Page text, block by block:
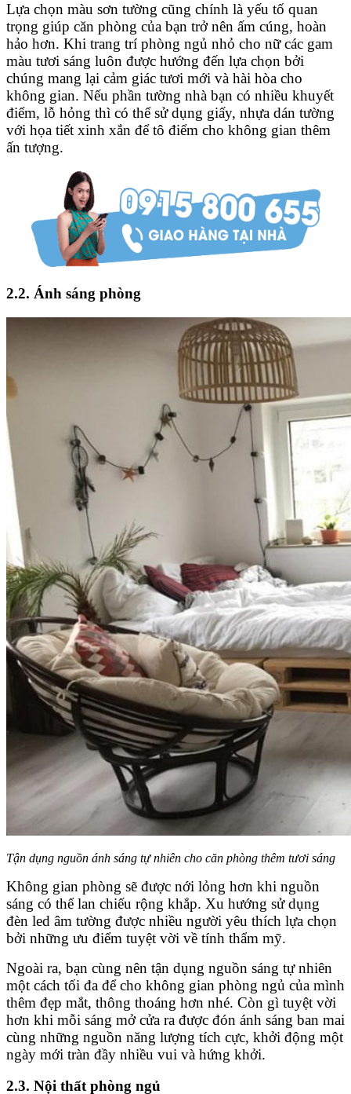
Lựa chọn màu sơn tường cũng chính là yếu tố quan
trọng giúp căn phòng của bạn trở nên ấm cúng, hoàn
hảo hơn. Khi trang trí phòng ngủ nhỏ cho nữ các gam
màu tươi sáng luôn được hướng đến lựa chọn bởi
chúng mang lại cảm giác tươi mới và hài hòa cho
không gian. Nếu phần tường nhà bạn có nhiều khuyết
điểm, lỗ hỏng thì có thể sử dụng giấy, nhựa dán tường
với họa tiết xinh xắn để tô điểm cho không gian thêm
ấn tượng.
2.2. Ánh sáng phòng
Tận dụng nguồn ánh sáng tự nhiên cho căn phòng thêm tươi sáng
Không gian phòng sẽ được nới lỏng hơn khi nguồn
sáng có thể lan chiếu rộng khắp. Xu hướng sử dụng
đèn led âm tường được nhiều người yêu thích lựa chọn
bởi những ưu điểm tuyệt vời về tính thẩm mỹ.
Ngoài ra, bạn cùng nên tận dụng nguồn sáng tự nhiên
một cách tối đa để cho không gian phòng ngủ của mình
thêm đẹp mắt, thông thoáng hơn nhé. Còn gì tuyệt vời
hơn khi mỗi sáng mở cửa ra được đón ánh sáng ban mai
cùng những nguồn năng lượng tích cực, khởi động một
ngày mới tràn đầy nhiều vui và hứng khởi.
2.3. Nội thất phòng ngủ